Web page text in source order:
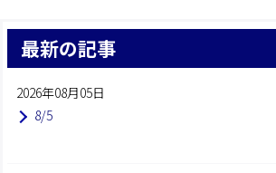
最新の記事
2026年08月05日
8/5